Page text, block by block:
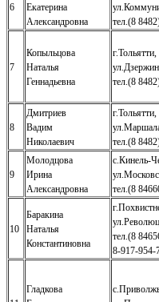
6
Екатерина
Александровна
тел.(8
7
Копыльцова
Наталья
Геннадьевна
г.Тольятти,
тел.(8
8
Дмитриев
Вадим
Николаевич
г.Тольятти,
тел.(8
9
Молодцова
Ирина
Александровна
с.Кинель-
тел.(8
10
Баракина
Наталья
Константиновна
тел.(8
8-917-954-
Гладкова